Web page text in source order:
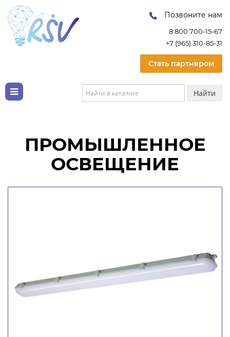
Позвоните нам
8 800 700-15-67
+7 (965) 310-85-31
Стать партнером
Найти
ПРОМЫШЛЕННОЕ
ОСВЕЩЕНИЕ